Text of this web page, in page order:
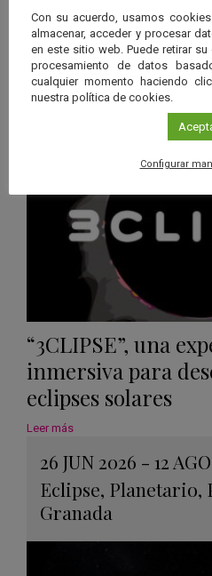
26 JUN 2026 - 26
Eclipse, Planetario
Málaga,Sevilla
“3CLIPSE”, una
inmersiva para
eclipses solares
Leer más
26 JUN 2026 - 12
Eclipse, Planetario,
Granada
Con su acuerdo, usamos
almacenar, acceder y procesar
en este sitio web. Puede retirar
procesamiento de datos
cualquier momento haciendo
nuestra política de cookies.
Configurar